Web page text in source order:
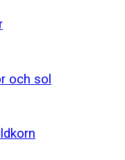
och sol